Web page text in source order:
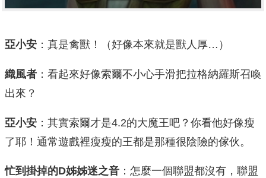
亞小安 ：真是禽獸！（好像本來就是獸人厚…）
織風者 ：看起來好像索爾不小心手滑把拉格納羅斯召喚
出來？
亞小安 ：其實索爾才是4.2的大魔王吧？你看他好像瘦
了耶！通常遊戲裡瘦瘦的王都是那種很陰險的傢伙。
忙到掛掉的D姊姊迷之音 ：怎麼一個聯盟都沒有，聯盟